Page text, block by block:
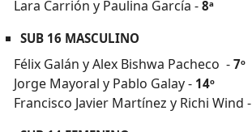
Lara Carrión y Paulina García -8ª
SUB 16 MASCULINO
Félix Galán y Alex Bishwa Pacheco - 7º
Jorge Mayoral y Pablo Galay - 14º
Francisco Javier Martínez y Richi Wind -